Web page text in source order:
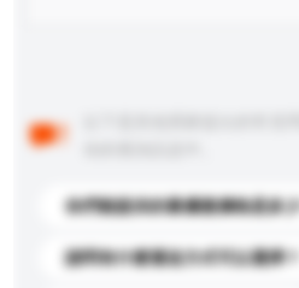
你們能提供的最優惠價格是多少
請問有什麼運送方式可以選擇？